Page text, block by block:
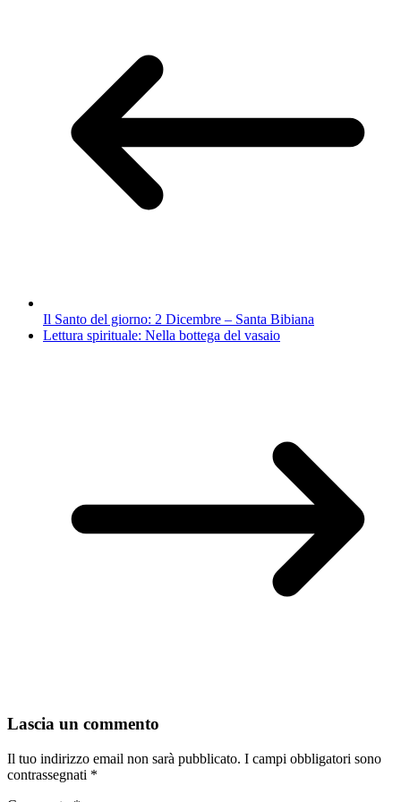
Il Santo del giorno: 2 Dicembre – Santa Bibiana
Lettura spirituale: Nella bottega del vasaio
Lascia un commento
Il tuo indirizzo email non sarà pubblicato. I campi obbligatori sono
contrassegnati *